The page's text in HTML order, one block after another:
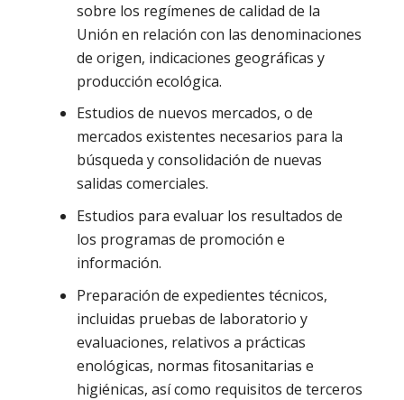
sobre los regímenes de calidad de la
Unión en relación con las denominaciones
de origen, indicaciones geográficas y
producción ecológica.
Estudios de nuevos mercados, o de
mercados existentes necesarios para la
búsqueda y consolidación de nuevas
salidas comerciales.
Estudios para evaluar los resultados de
los programas de promoción e
información.
Preparación de expedientes técnicos,
incluidas pruebas de laboratorio y
evaluaciones, relativos a prácticas
enológicas, normas fitosanitarias e
higiénicas, así como requisitos de terceros